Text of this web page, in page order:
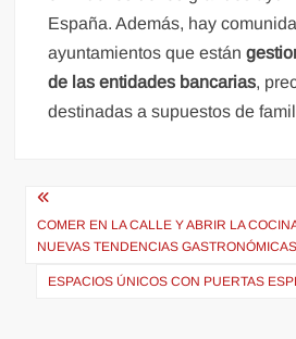
España. Además, hay
ayuntamientos que están
de las entidades bancarias,
destinadas a supuestos de
Navegación
de
entradas
COMER EN LA CALLE Y ABRIR LA
NUEVAS TENDENCIAS GASTRONÓMICAS
ESPACIOS ÚNICOS CON PUERTAS